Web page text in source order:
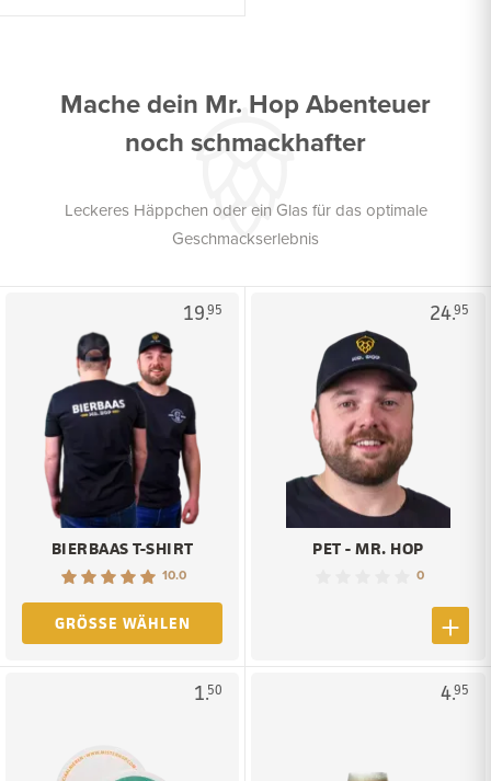
Mache dein Mr. Hop Abenteuer
noch schmackhafter
Leckeres Häppchen oder ein Glas für das optimale
Geschmackserlebnis
19.95
BIERBAAS T-SHIRT
10.0
GRÖSSE WÄHLEN
24.95
PET - MR. HOP
0
1.50 4.95